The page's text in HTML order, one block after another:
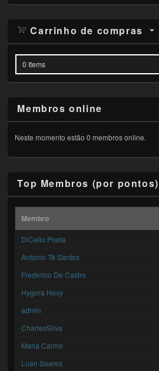
Carrinho de compras
0 Items
Membros online
Neste momento estão 0 membros online.
Top Membros (por pontos)
Membro
DiCello Poeta
António Tê Santos
Frederico De Castro
Hygora Hoxy
admin
CharlesSilva
Maria Carmo
Luan Soares